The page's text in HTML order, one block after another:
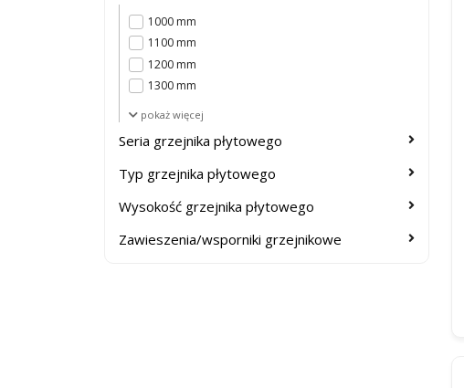
1000 mm
1100 mm
1200 mm
1300 mm
1800 mm
2000 mm
2300 mm
2400 mm
pokaż więcej
Seria grzejnika płytowego
Typ grzejnika płytowego
Wysokość grzejnika płytowego
Zawieszenia/wsporniki grzejnikowe